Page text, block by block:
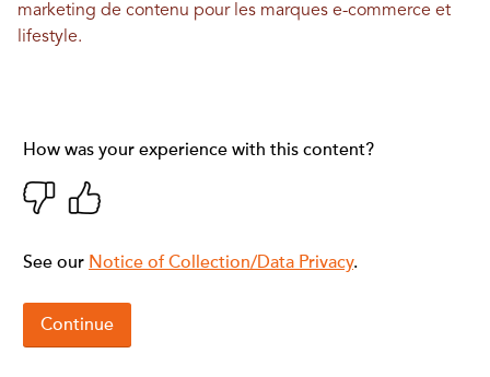
marketing de contenu pour les marques e-commerce et
lifestyle.